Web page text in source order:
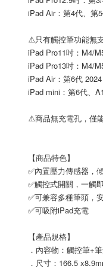
iPad Air：第4代、第
⚠️只有觸控筆功能無
iPad Pro11吋：M4/
iPad Pro13吋：M4/
iPad Air：第6代 2024
iPad mini：第6代、
⚠️商品無充電孔，僅
【商品特色】
✅內置壓力傳感器，
✅觸控式開關，一觸
✅可兼容多種筆頭，
✅可吸附iPad充電
【產品規格】
．內容物：觸控筆+
．尺寸：166.5